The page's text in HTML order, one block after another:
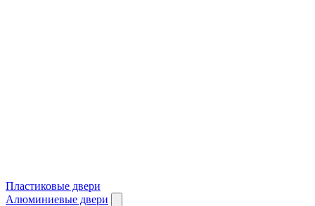
Пластиковые двери
Алюминиевые двери